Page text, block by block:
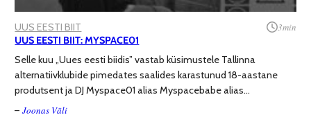
UUS EESTI BIIT 3min
UUS EESTI BIIT: MYSPACE01
Selle kuu „Uues eesti biidis” vastab küsimustele Tallinna
alternatiivklubide pimedates saalides karastunud 18-aastane
produtsent ja DJ Myspace01 alias Myspacebabe alias…
– Joonas Väli